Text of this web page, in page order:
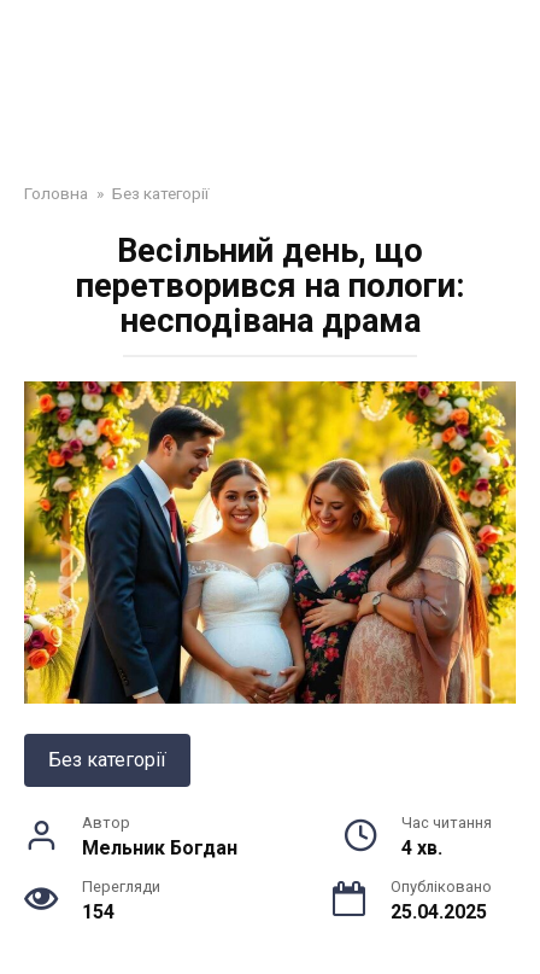
Головна » Без категорії
Весільний день, що
перетворився на пологи:
несподівана драма
Без категорії
Автор
Мельник Богдан
Час читання
4 хв.
Перегляди
154
Опубліковано
25.04.2025